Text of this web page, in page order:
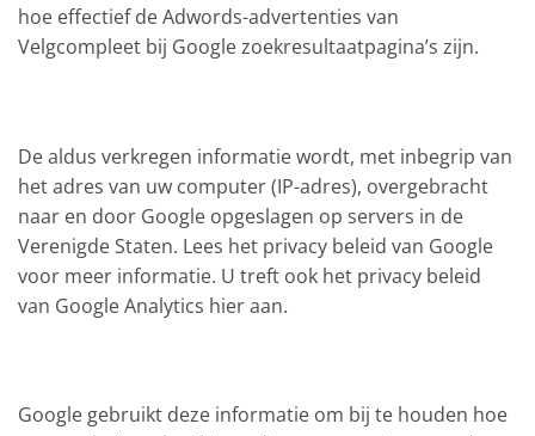
hoe effectief de Adwords-advertenties van
Velgcompleet bij Google zoekresultaatpagina’s zijn.
De aldus verkregen informatie wordt, met inbegrip van
het adres van uw computer (IP-adres), overgebracht
naar en door Google opgeslagen op servers in de
Verenigde Staten. Lees het privacy beleid van Google
voor meer informatie. U treft ook het privacy beleid
van Google Analytics hier aan.
Google gebruikt deze informatie om bij te houden hoe